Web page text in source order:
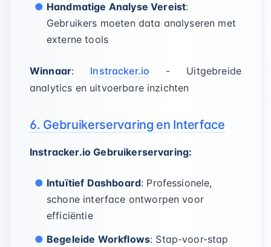
Handmatige Analyse Vereist:
Gebruikers moeten data analyseren met
externe tools
Winnaar: Instracker.io - Uitgebreide
analytics en uitvoerbare inzichten
6. Gebruikerservaring en Interface
Instracker.io Gebruikerservaring:
Intuïtief Dashboard: Professionele,
schone interface ontworpen voor
efficiëntie
Begeleide Workflows: Stap-voor-stap